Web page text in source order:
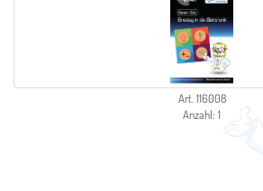
Art. 116008
Anzahl: 1